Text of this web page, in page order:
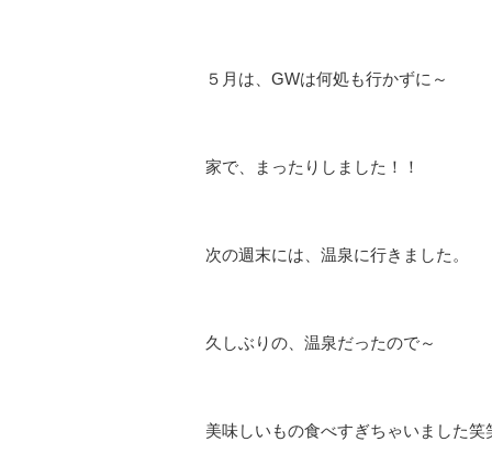
５月は、GWは何処も行かずに～
家で、まったりしました！！
次の週末には、温泉に行きました。
久しぶりの、温泉だったので～
美味しいもの食べすぎちゃいました笑